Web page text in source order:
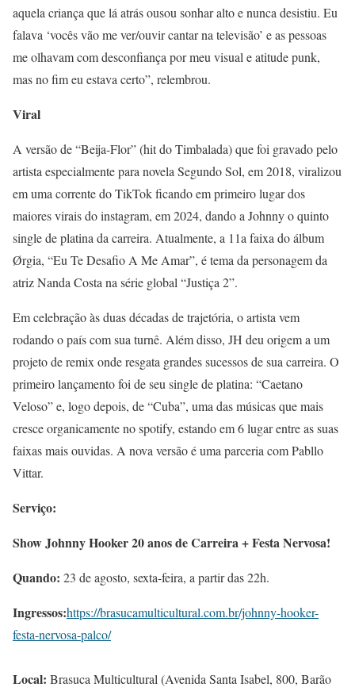
aquela criança que lá atrás ousou sonhar alto e nunca desistiu. Eu
falava ‘vocês vão me ver/ouvir cantar na televisão’ e as pessoas
me olhavam com desconfiança por meu visual e atitude punk,
mas no fim eu estava certo”, relembrou.
Viral
A versão de “Beija-Flor” (hit do Timbalada) que foi gravado pelo
artista especialmente para novela Segundo Sol, em 2018, viralizou
em uma corrente do TikTok ficando em primeiro lugar dos
maiores virais do instagram, em 2024, dando a Johnny o quinto
single de platina da carreira. Atualmente, a 11a faixa do álbum
Ørgia, “Eu Te Desafio A Me Amar”, é tema da personagem da
atriz Nanda Costa na série global “Justiça 2”.
Em celebração às duas décadas de trajetória, o artista vem
rodando o país com sua turnê. Além disso, JH deu origem a um
projeto de remix onde resgata grandes sucessos de sua carreira. O
primeiro lançamento foi de seu single de platina: “Caetano
Veloso” e, logo depois, de “Cuba”, uma das músicas que mais
cresce organicamente no spotify, estando em 6 lugar entre as suas
faixas mais ouvidas. A nova versão é uma parceria com Pabllo
Vittar.
Serviço:
ShowJohnny Hooker 20 anos de Carreira + Festa Nervosa!
Quando: 23 de agosto, sexta-feira, a partir das 22h.
Ingressos:https://brasucamulticultural.com.br/johnny-hooker-
festa-nervosa-palco/
Local: Brasuca Multicultural (Avenida Santa Isabel, 800, Barão